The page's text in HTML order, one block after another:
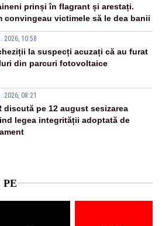
prinși în flagrant și arestați.
convingeau victimele să le dea banii
2026, 10:58
la suspecți acuzați că au furat
din parcuri fotovoltaice
2026, 08:21
discută pe 12 august sesizarea
legea integrității adoptată de